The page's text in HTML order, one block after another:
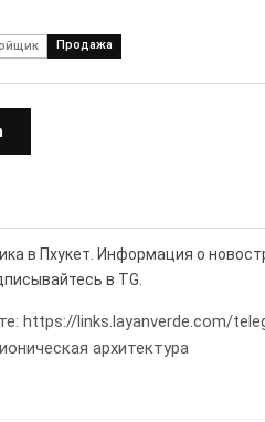
Продажа
в Пхукет. Информация о
в TG.
https://links.layanverde.com/
архитектура